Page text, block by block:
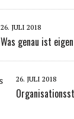
26. JULI 2018
Was genau ist
26. JULI 2018